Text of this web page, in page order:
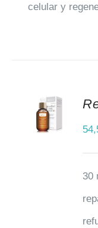
celular y
30